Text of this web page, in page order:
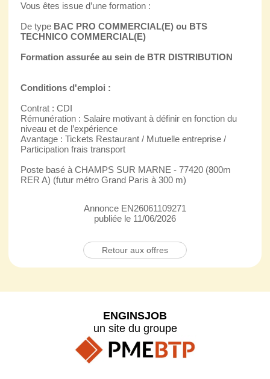
Vous êtes issue d’une formation :
De type BAC PRO COMMERCIAL(E) ou BTS
TECHNICO COMMERCIAL(E)
Formation assurée au sein de BTR DISTRIBUTION
Conditions d'emploi :
Contrat : CDI
Rémunération : Salaire motivant à définir en fonction du
niveau et de l’expérience
Avantage : Tickets Restaurant / Mutuelle entreprise /
Participation frais transport
Poste basé à CHAMPS SUR MARNE - 77420 (800m
RER A) (futur métro Grand Paris à 300 m)
Annonce EN26061109271
publiée le 11/06/2026
Retour aux offres
ENGINSJOB
un site du groupe